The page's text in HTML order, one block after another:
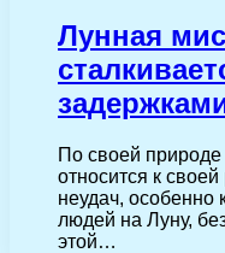
Лунная
По своей
относится к
неудач, особенно
людей на Луну,
этой…